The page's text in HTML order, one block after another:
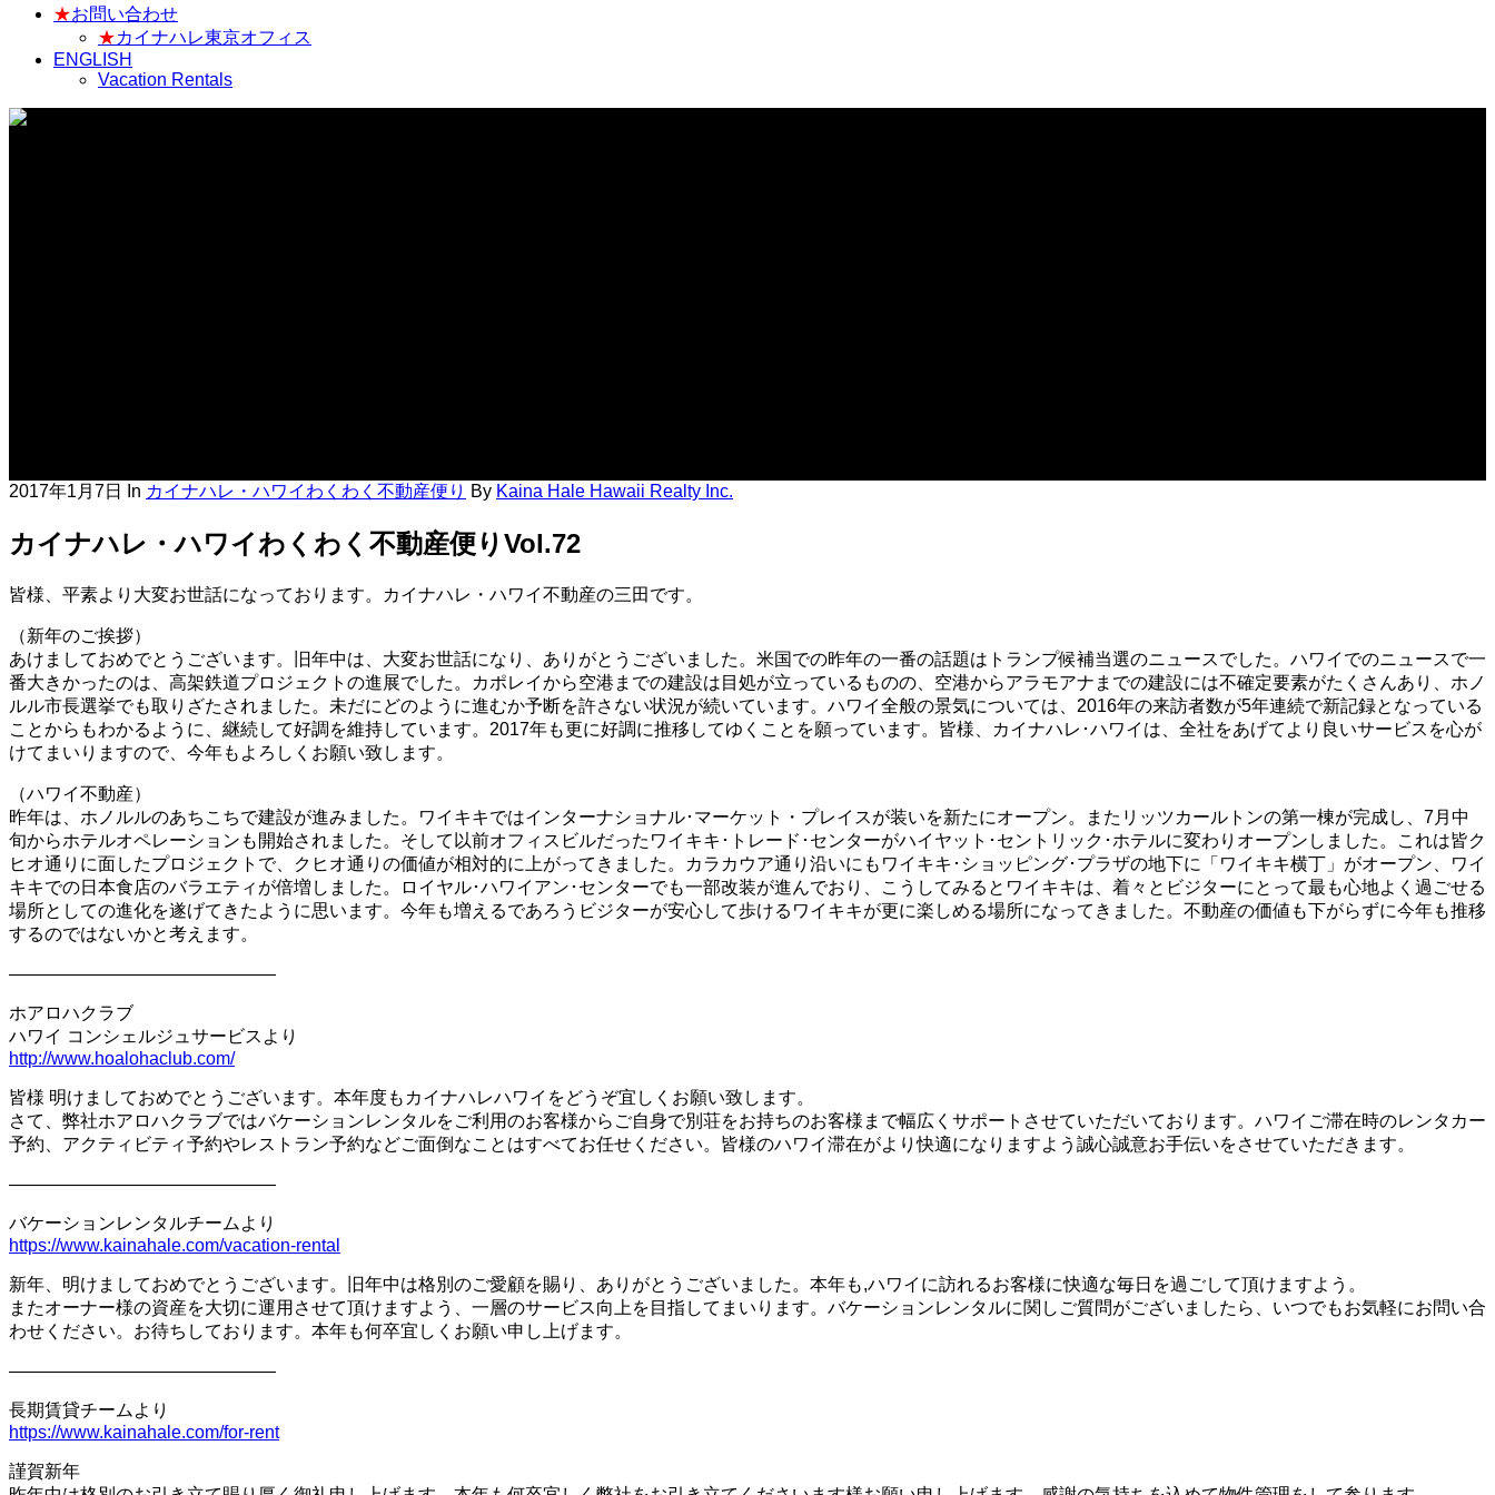
★お問い合わせ
★カイナハレ東京オフィス
ENGLISH
Vacation Rentals
2017年1月7日 In カイナハレ・ハワイわくわく不動産便り By Kaina Hale Hawaii Realty Inc.
カイナハレ・ハワイわくわく不動産便りVol.72
皆様、平素より大変お世話になっております。カイナハレ・ハワイ不動産の三田です。
（新年のご挨拶）
あけましておめでとうございます。旧年中は、大変お世話になり、ありがとうございました。米国での昨年の一番の話題はトランプ候補当選のニュースでした。ハワイでのニュースで一
番大きかったのは、高架鉄道プロジェクトの進展でした。カポレイから空港までの建設は目処が立っているものの、空港からアラモアナまでの建設には不確定要素がたくさんあり、ホノ
ルル市長選挙でも取りざたされました。未だにどのように進むか予断を許さない状況が続いています。ハワイ全般の景気については、2016年の来訪者数が5年連続で新記録となっている
ことからもわかるように、継続して好調を維持しています。2017年も更に好調に推移してゆくことを願っています。皆様、カイナハレ･ハワイは、全社をあげてより良いサービスを心が
けてまいりますので、今年もよろしくお願い致します。
（ハワイ不動産）
昨年は、ホノルルのあちこちで建設が進みました。ワイキキではインターナショナル･マーケット・プレイスが装いを新たにオープン。またリッツカールトンの第一棟が完成し、7月中
旬からホテルオペレーションも開始されました。そして以前オフィスビルだったワイキキ･トレード･センターがハイヤット･セントリック･ホテルに変わりオープンしました。これは皆ク
ヒオ通りに面したプロジェクトで、クヒオ通りの価値が相対的に上がってきました。カラカウア通り沿いにもワイキキ･ショッピング･プラザの地下に「ワイキキ横丁」がオープン、ワイ
キキでの日本食店のバラエティが倍増しました。ロイヤル･ハワイアン･センターでも一部改装が進んでおり、こうしてみるとワイキキは、着々とビジターにとって最も心地よく過ごせる
場所としての進化を遂げてきたように思います。今年も増えるであろうビジターが安心して歩けるワイキキが更に楽しめる場所になってきました。不動産の価値も下がらずに今年も推移
するのではないかと考えます。
―――――――――――――――
ホアロハクラブ
ハワイ コンシェルジュサービスより
http://www.hoalohaclub.com/
皆様 明けましておめでとうございます。本年度もカイナハレハワイをどうぞ宜しくお願い致します。
さて、弊社ホアロハクラブではバケーションレンタルをご利用のお客様からご自身で別荘をお持ちのお客様まで幅広くサポートさせていただいております。ハワイご滞在時のレンタカー
予約、アクティビティ予約やレストラン予約などご面倒なことはすべてお任せください。皆様のハワイ滞在がより快適になりますよう誠心誠意お手伝いをさせていただきます。
———————————————
バケーションレンタルチームより
https://www.kainahale.com/vacation-rental
新年、明けましておめでとうございます。旧年中は格別のご愛顧を賜り、ありがとうございました。本年も,ハワイに訪れるお客様に快適な毎日を過ごして頂けますよう。
またオーナー様の資産を大切に運用させて頂けますよう、一層のサービス向上を目指してまいります。バケーションレンタルに関しご質問がございましたら、いつでもお気軽にお問い合
わせください。お待ちしております。本年も何卒宜しくお願い申し上げます。
———————————————
長期賃貸チームより
https://www.kainahale.com/for-rent
謹賀新年